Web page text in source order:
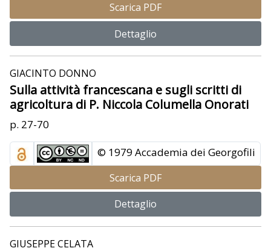
Scarica PDF
Dettaglio
GIACINTO DONNO
Sulla attività francescana e sugli scritti di
agricoltura di P. Niccola Columella Onorati
p. 27-70
© 1979 Accademia dei Georgofili
Scarica PDF
Dettaglio
GIUSEPPE CELATA